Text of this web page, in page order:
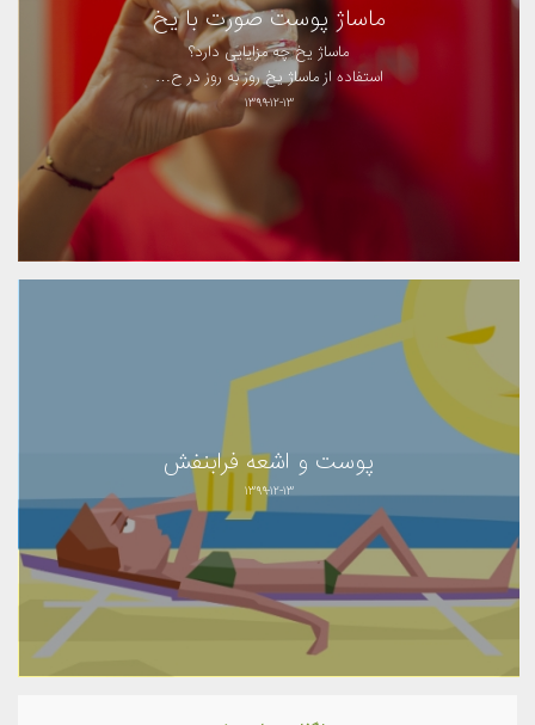
ماساژ پوست صورت با یخ
ماساژ یخ چه مزایایی دارد؟
استفاده از ماساژ یخ روز به روز در ح…
۱۳۹۹-۱۲-۱۳
پوست و اشعه فرابنفش
۱۳۹۹-۱۲-۱۳